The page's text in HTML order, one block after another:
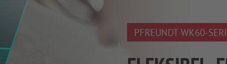
PFREUNDT WK60-